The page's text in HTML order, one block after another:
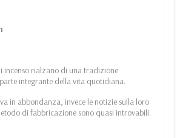
incenso rialzano di una tradizione
integrante della vita quotidiana.
in abbondanza, invece le notizie sulla loro
di fabbricazione sono quasi introvabili.